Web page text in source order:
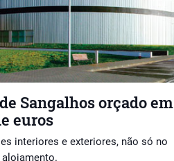
Sangalhos orçado em
euros
interiores e exteriores, não só no